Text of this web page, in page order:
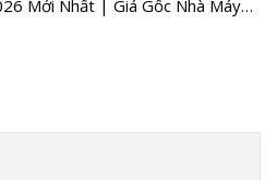
Mới Nhất | Giá Gốc Nhà Máy